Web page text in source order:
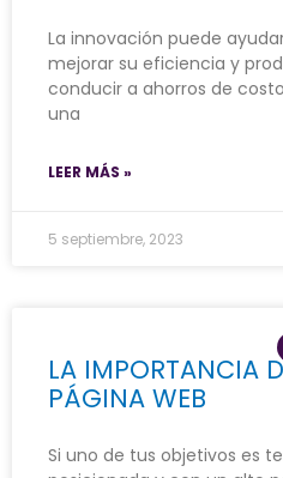
La innovación puede
mejorar su eficiencia y
conducir a ahorros de
una
LEER MÁS »
5 septiembre, 2023
LA IMPORTANCIA
PÁGINA WEB
Si uno de tus objetivos es